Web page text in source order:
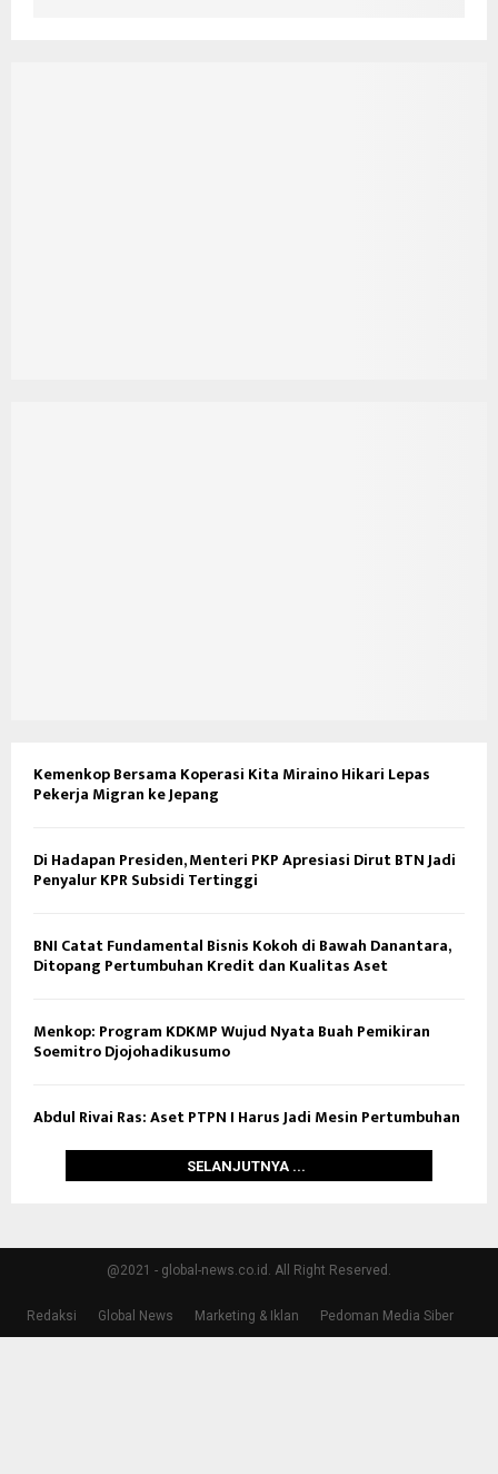
Kemenkop Bersama Koperasi Kita Miraino Hikari Lepas
Pekerja Migran ke Jepang
Di Hadapan Presiden, Menteri PKP Apresiasi Dirut BTN Jadi
Penyalur KPR Subsidi Tertinggi
BNI Catat Fundamental Bisnis Kokoh di Bawah Danantara,
Ditopang Pertumbuhan Kredit dan Kualitas Aset
Menkop: Program KDKMP Wujud Nyata Buah Pemikiran
Soemitro Djojohadikusumo
Abdul Rivai Ras: Aset PTPN I Harus Jadi Mesin Pertumbuhan
SELANJUTNYA ...
@2021 - global-news.co.id. All Right Reserved.
Redaksi Global News Marketing & Iklan Pedoman Media Siber